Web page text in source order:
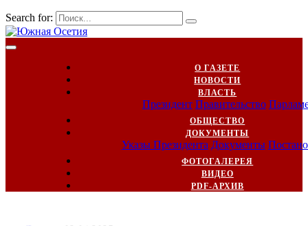
Search for:
О ГАЗЕТЕ
НОВОСТИ
ВЛАСТЬ
Президент Правительство
ОБЩЕСТВО
ДОКУМЕНТЫ
Указы Президента Документы
ФОТОГАЛЕРЕЯ
ВИДЕО
PDF-АРХИВ